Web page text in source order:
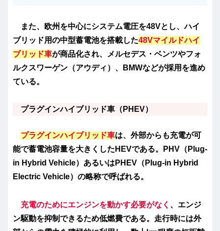
また、欧州を中心にシステム電圧を48Vとし、ハイ
ブリッド用の中型蓄電池を搭載した48Vマイルドハイ
ブリッド車が商品化され、メルセデス・ベンツやフォ
ルクスワーゲン（アウディ）、BMWなどが採用を進め
ている。
プラグインハイブリッド車（PHEV）
プラグインハイブリッド車は、外部からも充電が可
能で蓄電池容量を大きくしたHEVである。PHV（Plug-
in Hybrid Vehicle）あるいはPHEV（Plug-in Hybrid
Electric Vehicle）の略称で呼ばれる。
充電のためにエンジンを動かす必要がなく 、エンジ
ン駆動を抑制できるため低燃費である。走行時には外